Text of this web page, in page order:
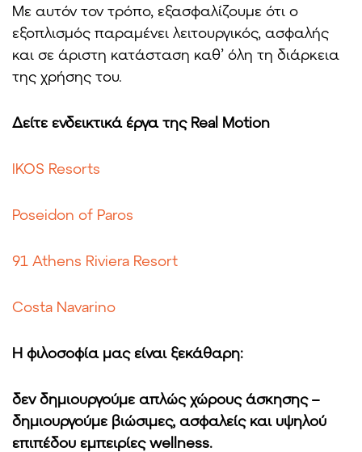
Με αυτόν τον τρόπο, εξασφαλίζουμε ότι ο
εξοπλισμός παραμένει λειτουργικός, ασφαλής
και σε άριστη κατάσταση καθ’ όλη τη διάρκεια
της χρήσης του.
Δείτε ενδεικτικά έργα της Real Motion
IKOS Resorts
Poseidon of Paros
91 Athens Riviera Resort
Costa Navarino
Η φιλοσοφία μας είναι ξεκάθαρη:
δεν δημιουργούμε απλώς χώρους άσκησης –
δημιουργούμε βιώσιμες, ασφαλείς και υψηλού
επιπέδου εμπειρίες wellness.